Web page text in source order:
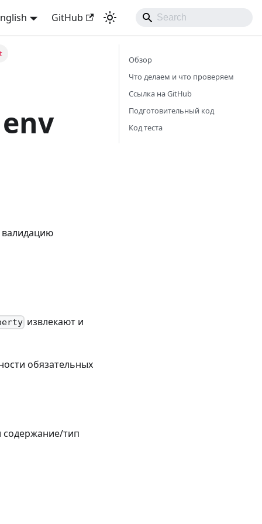
GitHub
валидацию
извлекают и
обязательных
содержание/тип
Обзор
Что делаем и что проверяем
Ссылка на GitHub
Подготовительный код
Код теста